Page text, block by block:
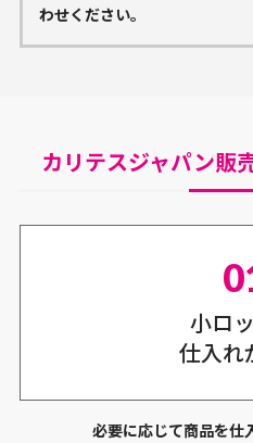
わせください。
カリテスジャパン販
小ロ
仕入れ
必要に応じて商品を仕